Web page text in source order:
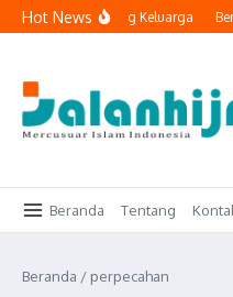
Lewati ke konten
Hot News
Masuk ke Ruang Keluarga
Beranda Tentang
Beranda / perpecahan